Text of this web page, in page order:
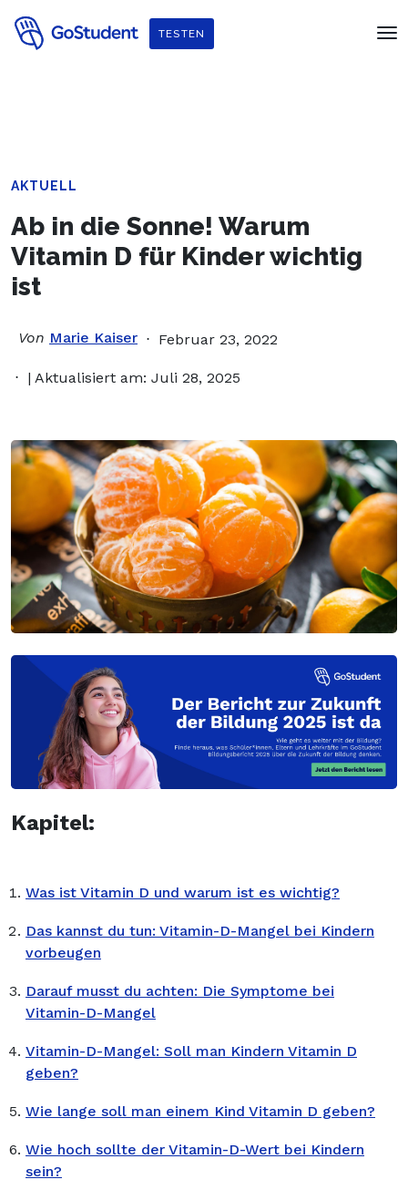
Verbessere dein Englisch und hol dir
Penguin Readers
TESTEN
AKTUELL
Ab in die Sonne! Warum
Vitamin D für Kinder wichtig
ist
Von Marie Kaiser Februar 23, 2022
| Aktualisiert am: Juli 28, 2025
Kapitel:
Was ist Vitamin D und warum ist es wichtig?
Das kannst du tun: Vitamin-D-Mangel bei Kindern
vorbeugen
Darauf musst du achten: Die Symptome bei
Vitamin-D-Mangel
Vitamin-D-Mangel: Soll man Kindern Vitamin D
geben?
Wie lange soll man einem Kind Vitamin D geben?
Wie hoch sollte der Vitamin-D-Wert bei Kindern
sein?